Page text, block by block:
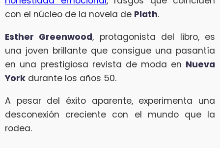
con el núcleo de la novela de Plath.
Esther Greenwood, protagonista del libro, es
una joven brillante que consigue una pasantía
en una prestigiosa revista de moda en Nueva
York durante los años 50.
A pesar del éxito aparente, experimenta una
desconexión creciente con el mundo que la
rodea.